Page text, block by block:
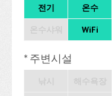
전기 온수
WiFi
* 주변시설